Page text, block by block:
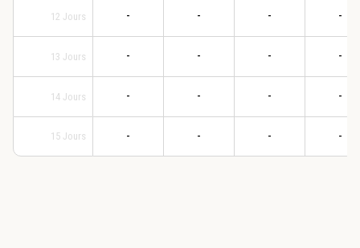
12 Jours
13 Jours
14 Jours
15 Jours
-
-
-
-
-
-
-
-
-
-
-
-
-
-
-
-